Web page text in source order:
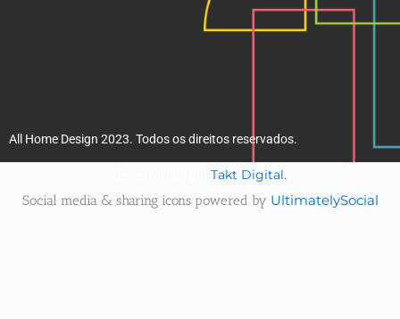
All Home Design 2023. Todos os direitos reservados.
Takt Digital.
Social media & sharing icons powered by UltimatelySocial